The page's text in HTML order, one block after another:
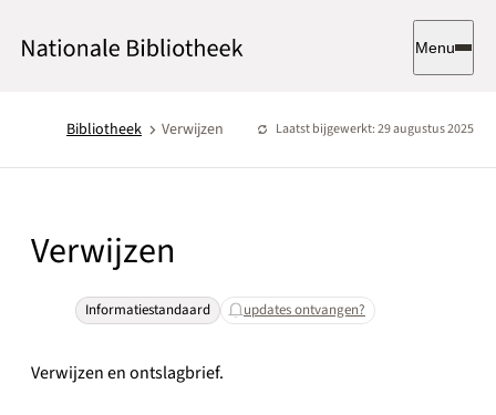
Menu
Bibliotheek Verwijzen Laatst bijgewerkt: 29 augustus 2025
Verwijzen
Informatiestandaard updates ontvangen?
Verwijzen en ontslagbrief.